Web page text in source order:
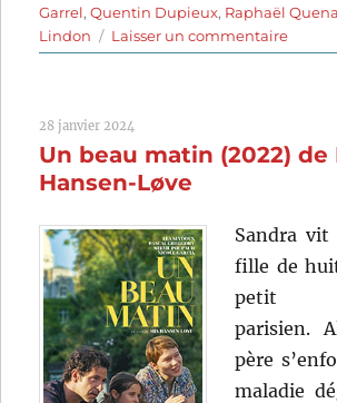
Garrel,Quentin Dupieux, Raphaël
Lindon
Laisser un commentairesur
Le
de
28 janvier 2024
Un beau matin (2022) de
Hansen-Løve
Sandra vit
fille de
petit
parisien.
père
maladie